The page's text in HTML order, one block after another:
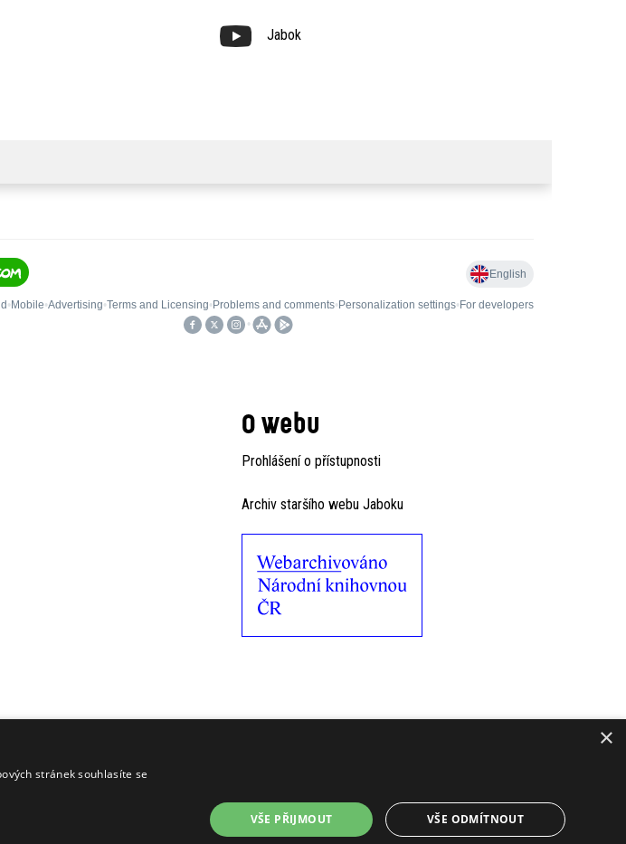
Jabok
O webu
Prohlášení o přístupnosti
Archiv staršího webu Jaboku
×
stránek souhlasíte se
VŠE PŘIJMOUT VŠE ODMÍTNOUT